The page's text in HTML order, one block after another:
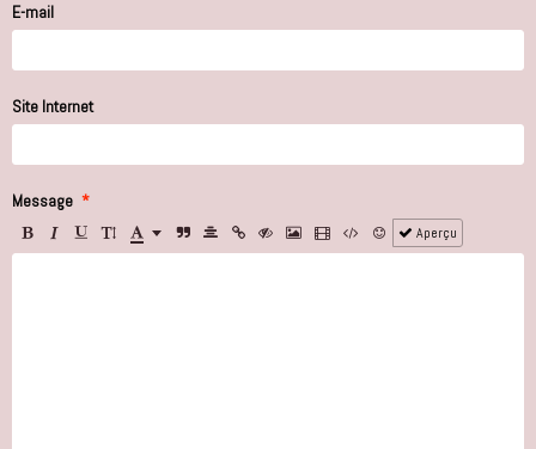
E-mail
Site Internet
Message
Aperçu